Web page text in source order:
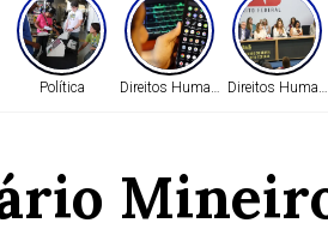
Política Direitos HumanosDireitos